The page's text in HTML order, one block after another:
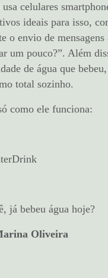
celulares
ideais para isso,
o envio de
um pouco?”. Além
de água que
total sozinho.
como ele funciona:
já bebeu água hoje?
Oliveira